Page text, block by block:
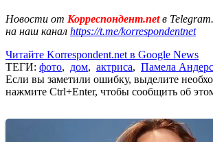
Новости от Корреспондент.netв
на наш канал https://t.me/korrespondentnet
Читайте Korrespondent.net в Google News
ТЕГИ: фото, дом, актриса, Памела
Если вы заметили ошибку, выделите
нажмите Ctrl+Enter, чтобы сообщить об